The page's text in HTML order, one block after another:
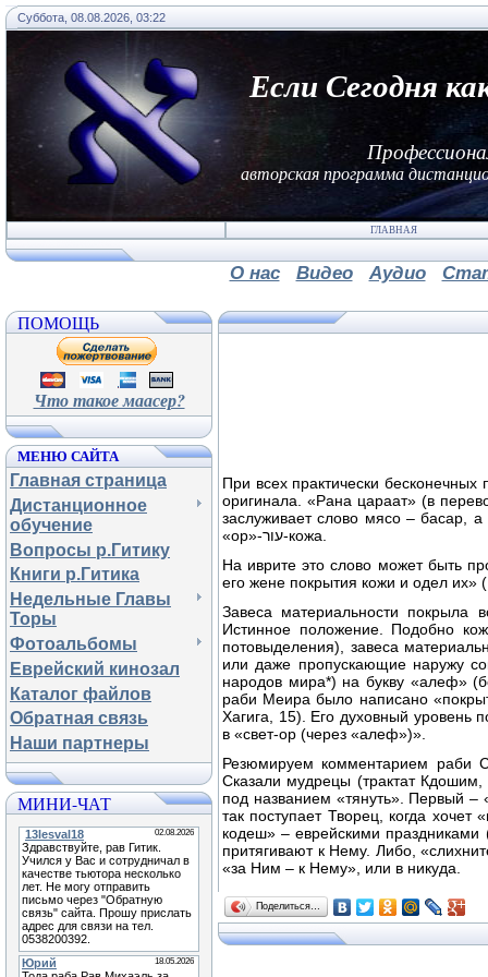
Суббота, 08.08.2026, 03:22
Если Сегодня
авторская программа
ГЛАВНАЯ
О нас Видео Аудио
ПОМОЩЬ
Что такое маасер?
МЕНЮ САЙТА
Главная страница
Дистанционное
обучение
Вопросы р.Гитику
Книги р.Гитика
Недельные Главы
Торы
Фотоальбомы
Еврейский кинозал
Каталог файлов
Обратная связь
Наши партнеры
МИНИ-ЧАТ
При всех практически
оригинала. «Рана цараат» (в
заслуживает слово мясо – басар,
«ор»-עור-кожа.
На иврите это слово может быть
его жене покрытия кожи и одел их»
Завеса материальности покрыла
Истинное положение. Подобно
потовыделения), завеса
или даже пропускающие наружу
народов мира*) на букву «алеф»
раби Меира было написано
Хагига, 15). Его духовный уровень
в «свет-ор (через «алеф»)».
Резюмируем комментарием раби
Сказали мудрецы (трактат Кдошим,
под названием «тянуть». Первый
так поступает Творец, когда
кодеш» – еврейскими праздниками
притягивают к Нему. Либо,
«за Ним – к Нему», или в никуда.
Поделиться…